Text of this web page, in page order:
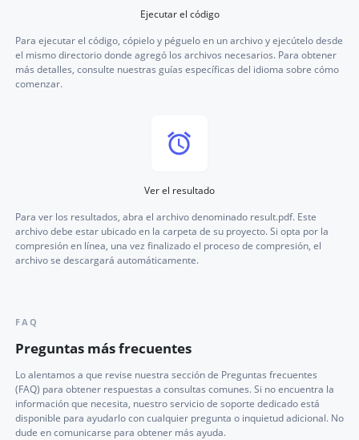
Ejecutar el código
Para ejecutar el código, cópielo y péguelo en un archivo y ejecútelo desde
el mismo directorio donde agregó los archivos necesarios. Para obtener
más detalles, consulte nuestras guías específicas del idioma sobre cómo
comenzar.
Ver el resultado
Para ver los resultados, abra el archivo denominado result.pdf. Este
archivo debe estar ubicado en la carpeta de su proyecto. Si opta por la
compresión en línea, una vez finalizado el proceso de compresión, el
archivo se descargará automáticamente.
FAQ
Preguntas más frecuentes
Lo alentamos a que revise nuestra sección de Preguntas frecuentes
(FAQ) para obtener respuestas a consultas comunes. Si no encuentra la
información que necesita, nuestro servicio de soporte dedicado está
disponible para ayudarlo con cualquier pregunta o inquietud adicional. No
dude en comunicarse para obtener más ayuda.